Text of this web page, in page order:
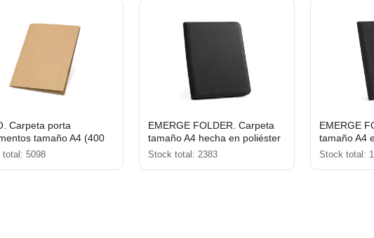
Carpeta porta
tamaño A4 (400
total: 5098
EMERGE FOLDER. Carpeta
tamaño A4 hecha en poliéster
reciclado (100% rPET) 300D
Stock total: 2383
EMERGE
tamaño A4
reciclado
Stock total: